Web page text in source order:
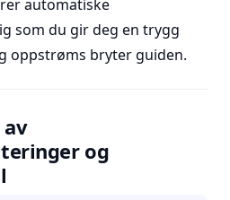
automatiske
som du gir deg en trygg
oppstrøms bryter guiden.
og